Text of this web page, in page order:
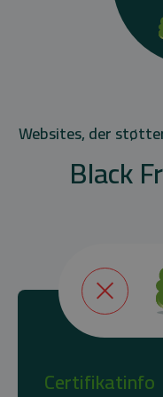
Websites, der
Black
Certifikatinfo